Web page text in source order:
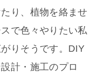
り、植物を絡ませ
で色々やりたい私
りそうです。DIY
計・施工のプロ